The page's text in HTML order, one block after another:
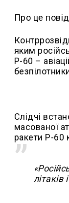
Про це
яким
Р-60 –
Слідчі
масованої
ракети Р-60